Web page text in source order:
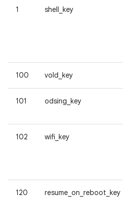
1 shell_key
100 vold_key
101 odsing_key
102 wifi_key
120 resume_on_reboot_key